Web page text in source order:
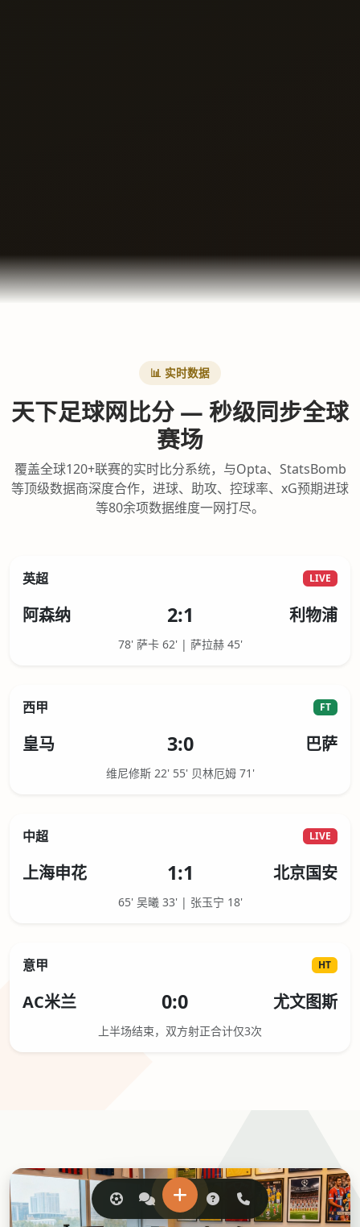
📊 实时数据
天下足球网比分 — 秒级同步全球
赛场
覆盖全球120+联赛的实时比分系统，与Opta、StatsBomb
等顶级数据商深度合作，进球、助攻、控球率、xG预期进球
等80余项数据维度一网打尽。
英超 LIVE
阿森纳 2:1 利物浦
78' 萨卡 62' | 萨拉赫 45'
西甲 FT
皇马 3:0 巴萨
维尼修斯 22' 55' 贝林厄姆 71'
中超 LIVE
上海申花 1:1 北京国安
65' 吴曦 33' | 张玉宁 18'
意甲 HT
AC米兰 0:0 尤文图斯
上半场结束，双方射正合计仅3次